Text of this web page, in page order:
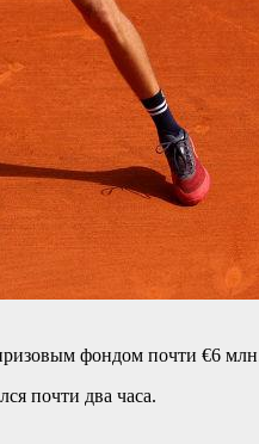
фондом почти €6
почти два часа.